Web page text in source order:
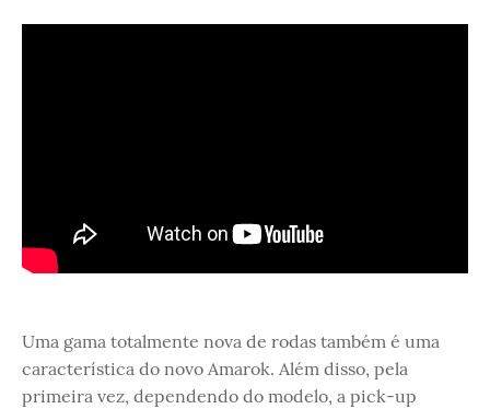
Uma gama totalmente nova de rodas também é uma
característica do novo Amarok. Além disso, pela
primeira vez, dependendo do modelo, a pick-up